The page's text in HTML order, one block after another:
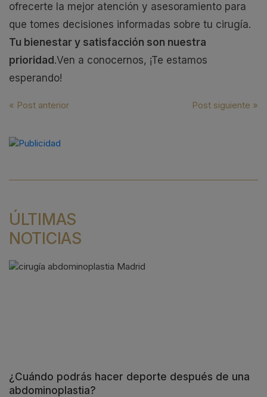
ofrecerte la mejor atención y asesoramiento para
que tomes decisiones informadas sobre tu cirugía.
Tu bienestar y satisfacción son nuestra
prioridad .Ven a conocernos, ¡Te estamos
esperando!
Navegación
de
entradas
« Post anterior Post siguiente »
ÚLTIMAS
NOTICIAS
¿Cuándo podrás hacer deporte después de una
abdominoplastia?